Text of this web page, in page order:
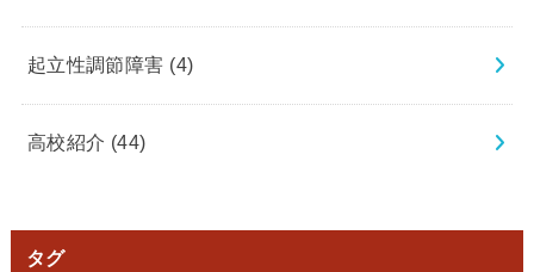
起立性調節障害 (4)
高校紹介 (44)
タグ